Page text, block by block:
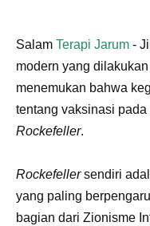
Salam Terapi Jarum -
modern yang
menemukan bahwa
tentang vaksinasi
Rockefeller.
Rockefellersendiri
yang paling
bagian dari Zionisme